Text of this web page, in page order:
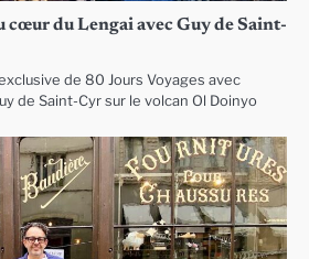
cœur du Lengai avec Guy de Saint-
de 80 Jours Voyages avec
de Saint-Cyr sur le volcan Ol Doinyo